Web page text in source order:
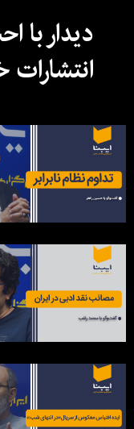
دیدار با
انتشارات